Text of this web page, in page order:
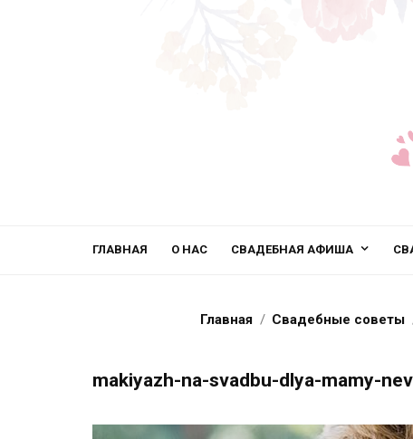
ГЛАВНАЯ О НАС СВАДЕБНАЯ АФИША
Главная Свадебные советы
makiyazh-na-svadbu-dlya-mamy-